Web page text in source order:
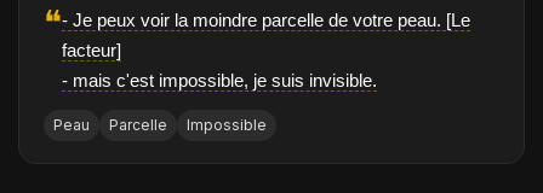
❝- Je peux voir la moindre parcelle de votre peau. [Le
facteur]
- mais c'est impossible, je suis invisible.
Peau Parcelle Impossible